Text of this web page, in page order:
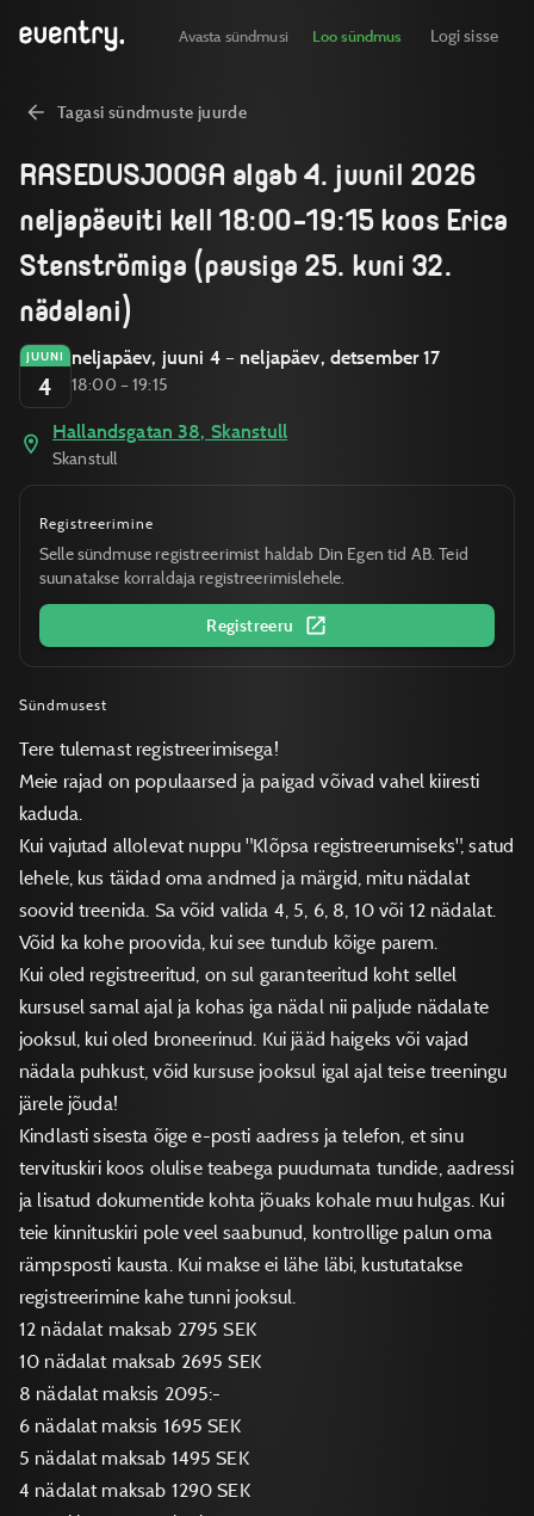
Avasta sündmusi Loo sündmus Logi sisse
Tagasi sündmuste juurde
RASEDUSJOOGA algab 4. juunil 2026
neljapäeviti kell 18:00–19:15 koos Erica
Stenströmiga (pausiga 25. kuni 32.
nädalani)
JUUNI
4
neljapäev, juuni 4 – neljapäev, detsember 17
18:00 – 19:15
Hallandsgatan 38, Skanstull
Skanstull
Registreerimine
Selle sündmuse registreerimist haldab Din Egen tid AB. Teid
suunatakse korraldaja registreerimislehele.
Registreeru
Sündmusest
Tere tulemast registreerimisega!
Meie rajad on populaarsed ja paigad võivad vahel kiiresti
kaduda.
Kui vajutad allolevat nuppu "Klõpsa registreerumiseks", satud
lehele, kus täidad oma andmed ja märgid, mitu nädalat
soovid treenida. Sa võid valida 4, 5, 6, 8, 10 või 12 nädalat.
Võid ka kohe proovida, kui see tundub kõige parem.
Kui oled registreeritud, on sul garanteeritud koht sellel
kursusel samal ajal ja kohas iga nädal nii paljude nädalate
jooksul, kui oled broneerinud. Kui jääd haigeks või vajad
nädala puhkust, võid kursuse jooksul igal ajal teise treeningu
järele jõuda!
Kindlasti sisesta õige e-posti aadress ja telefon, et sinu
tervituskiri koos olulise teabega puudumata tundide, aadressi
ja lisatud dokumentide kohta jõuaks kohale muu hulgas. Kui
teie kinnituskiri pole veel saabunud, kontrollige palun oma
rämpsposti kausta. Kui makse ei lähe läbi, kustutatakse
registreerimine kahe tunni jooksul.
12 nädalat maksab 2795 SEK
10 nädalat maksab 2695 SEK
8 nädalat maksis 2095:-
6 nädalat maksis 1695 SEK
5 nädalat maksab 1495 SEK
4 nädalat maksab 1290 SEK